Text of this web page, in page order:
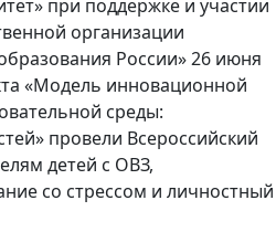
при поддержке и участии
организации
России» 26 июня
«Модель инновационной
среды:
провели Всероссийский
детей с ОВЗ,
со стрессом и личностный